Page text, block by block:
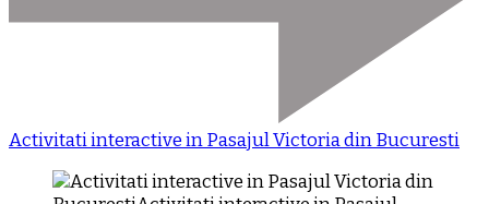
Activitati interactive in Pasajul Victoria din Bucuresti